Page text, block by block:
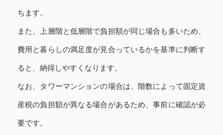
ちます。
また、上層階と低層階で負担額が同じ場合も多いため、
費用と暮らしの満足度が見合っているかを基準に判断す
ると、納得しやすくなります。
なお、タワーマンションの場合は、階数によって固定資
産税の負担額が異なる場合があるため、事前に確認が必
要です。